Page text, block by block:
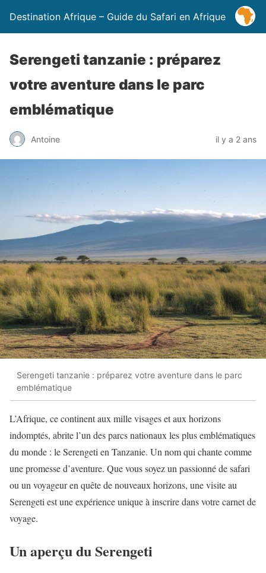
Destination Afrique – Guide du Safari en Afrique
Serengeti tanzanie : préparez
votre aventure dans le parc
emblématique
Antoine il y a 2 ans
Serengeti tanzanie : préparez votre aventure dans le parc
emblématique
L’Afrique, ce continent aux mille visages et aux horizons
indomptés, abrite l’un des parcs nationaux les plus emblématiques
du monde : le Serengeti en Tanzanie. Un nom qui chante comme
une promesse d’aventure. Que vous soyez un passionné de safari
ou un voyageur en quête de nouveaux horizons, une visite au
Serengeti est une expérience unique à inscrire dans votre carnet de
voyage.
Un aperçu du Serengeti